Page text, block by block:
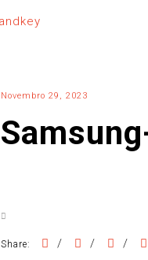
Novembro 29, 2023
Share: / / /